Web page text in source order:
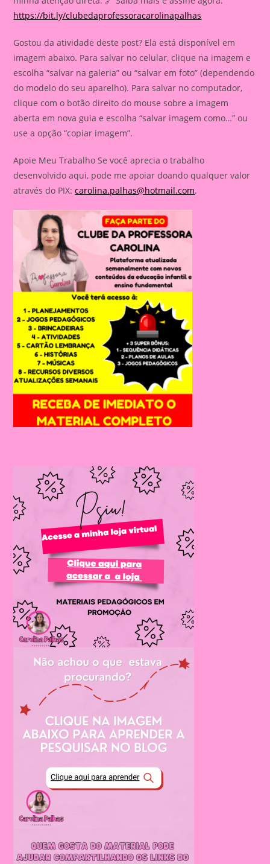
https://bit.ly/clubedaprofessoracarolinapalhas
Gostou da atividade deste post? Ela está disponível em
imagem abaixo. Para salvar no celular, clique na imagem e
escolha “salvar na galeria” ou “salvar em foto” (dependendo
do modelo do seu aparelho). Para salvar no computador,
clique com o botão direito do mouse sobre a imagem
aberta em nova guia e escolha “salvar imagem como…” ou
use a opção “copiar imagem”.
Apoie Meu Trabalho Se você aprecia o trabalho
desenvolvido aqui, pode me apoiar doando qualquer valor
através do PIX:carolina.palhas@hotmail.com.